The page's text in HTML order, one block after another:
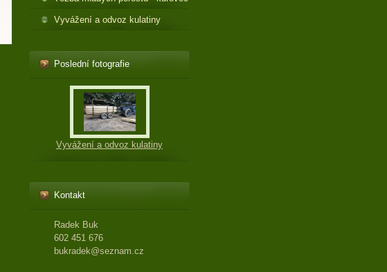
Vyvážení a odvoz kulatiny
Poslední fotografie
Vyvážení a odvoz kulatiny
Kontakt
Radek Buk
602 451 676
bukradek@seznam.cz